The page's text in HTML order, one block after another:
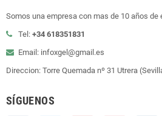
Somos una empresa con mas de 10 años de
Tel: +34 618351831
Email: infoxgel@gmail.es
Direccion: Torre Quemada nº 31 Utrera
SÍGUENOS